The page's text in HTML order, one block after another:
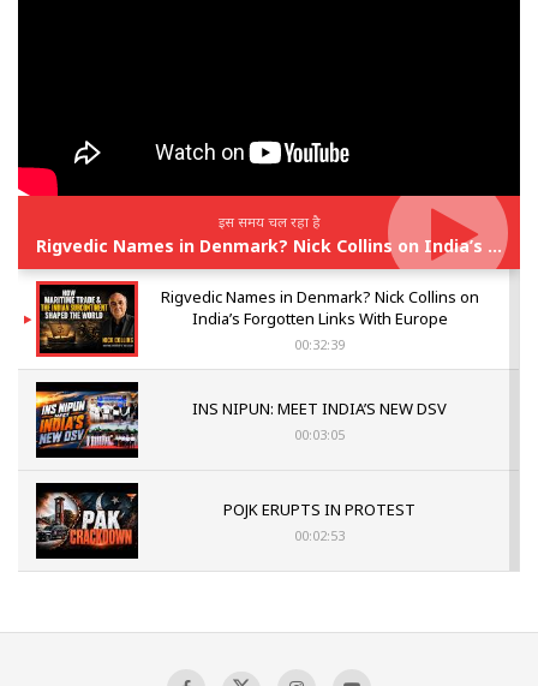
इस समय चल रहा है
Rigvedic Names in Denmark? Nick Collins on India’s Forgotten Links With Europe
Rigvedic Names in Denmark? Nick Collins on
India’s Forgotten Links With Europe
00:32:39
INS NIPUN: MEET INDIA’S NEW DSV
00:03:05
POJK ERUPTS IN PROTEST
00:02:53
Sagar